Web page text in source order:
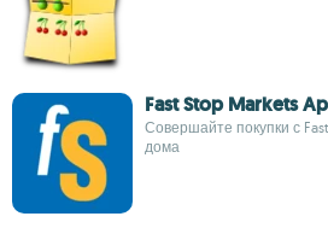
Fast Stop Markets
Совершайте покупки с
дома